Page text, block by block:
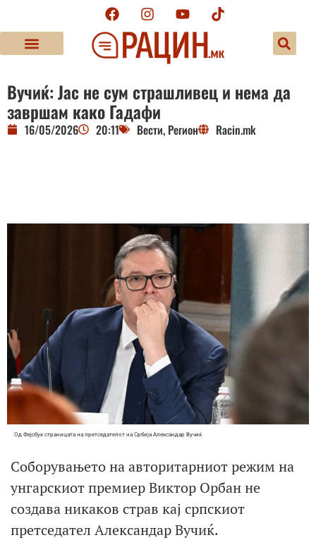
Вучиќ: Јас не сум страшливец и нема да
завршам како Гадафи
16/05/2026 20:11 Вести, Регион Racin.mk
Од Фејсбук страницата на претседателот на Србија Александар Вучиќ
Соборувањето на авторитарниот режим на
унгарскиот премиер Виктор Орбан не
создава никаков страв кај српскиот
претседател Александар Вучиќ.